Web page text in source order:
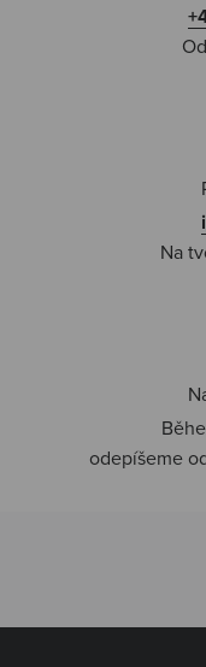
Na
odepíšeme